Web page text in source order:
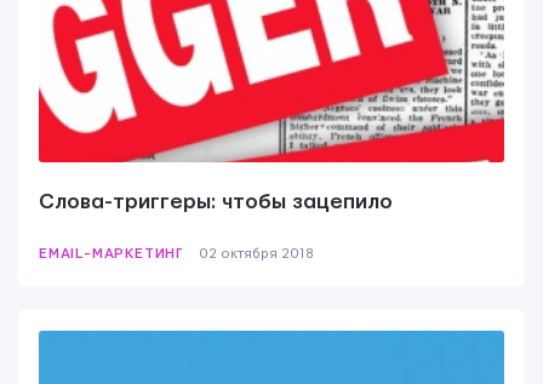
Слова-триггеры: чтобы зацепило
EMAIL-МАРКЕТИНГ 02 октября 2018